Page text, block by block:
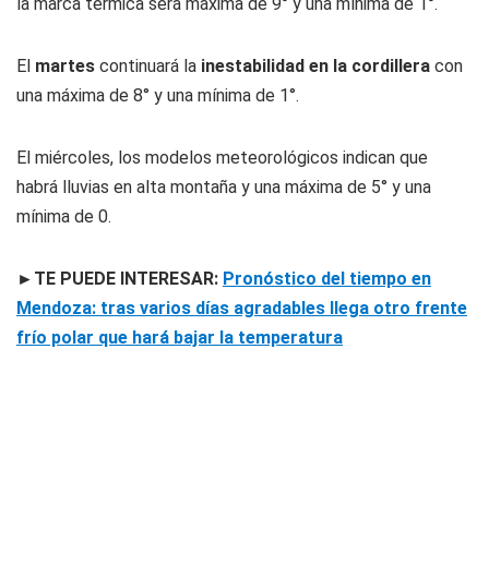
El martes continuará la inestabilidad en la cordillera con
una máxima de 8° y una mínima de 1°.
El miércoles, los modelos meteorológicos indican que
habrá lluvias en alta montaña y una máxima de 5° y una
mínima de 0.
►TE PUEDE INTERESAR: Pronóstico del tiempo en
Mendoza: tras varios días agradables llega otro frente
frío polar que hará bajar la temperatura